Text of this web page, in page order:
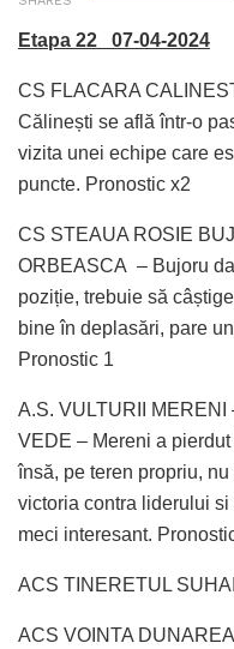
Etapa 22 07-04-2024
CS FLACARA
Călinești se află într-o
vizita unei echipe care
puncte. Pronostic x2
CS STEAUA ROSIE
ORBEASCA – Bujoru
poziție, trebuie să
bine în deplasări, pare
Pronostic 1
A.S. VULTURII
VEDE – Mereni a
însă, pe teren propriu,
victoria contra liderului
meci interesant.
ACS TINERETUL
ACS VOINTA